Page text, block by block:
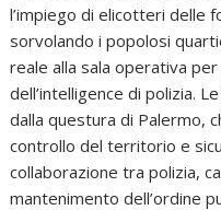
l’impiego di elicotteri delle
sorvolando i popolosi
reale alla sala operativa
dell’intelligence di polizia.
dalla questura di Palermo,
controllo del territorio e
collaborazione tra polizia,
mantenimento dell’ordine